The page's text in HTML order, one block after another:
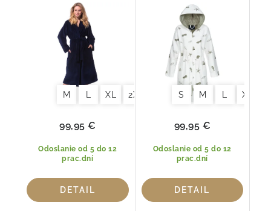
Morgenstern
M L XL 2XL
Odoslanie od 5 do 12
prac.dní
99,95 €
DETAIL
S M L XL
Odoslanie od 5 do 12
prac.dní
99,95 €
DETAIL